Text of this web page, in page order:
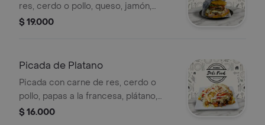
res, cerdo o pollo, queso, jamón,
lechuga, tomate, cebolla grille y
$ 19.000
Picada de Platano
Picada con carne de res, cerdo o
pollo, papas a la francesa, plátano,
queso, jamón, lechuga, tomate,
$ 16.000